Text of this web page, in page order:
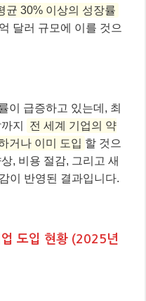
균 30% 이상의 성장률
달러 규모에 이를 것으
이 급증하고 있는데, 최
지
전 세계 기업의 약
거나 이미 도입 할 것으
, 비용 절감, 그리고 새
이 반영된 결과입니다.
도입 현황 (2025년